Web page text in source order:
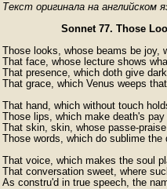
Текст оригинала на английском
Sonnet 77. Those
Those looks, whose beams be joy,
That face, whose lecture shows
That presence, which doth give
That grace, which Venus weeps
That hand, which without touch
Those lips, which make death's
That skin, skin, whose passe-
Those words, which do sublime
That voice, which makes the soul
That conversation sweet, where
As constru'd in true speech, the